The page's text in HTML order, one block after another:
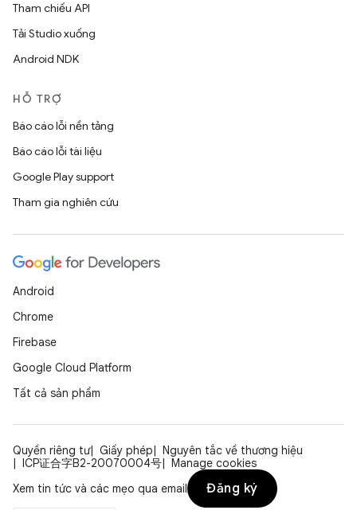
Tham chiếu API
Tải Studio xuống
Android NDK
HỖ TRỢ
Báo cáo lỗi nền tảng
Báo cáo lỗi tài liệu
Google Play support
Tham gia nghiên cứu
Android
Chrome
Firebase
Google Cloud Platform
Tất cả sản phẩm
Quyền riêng tư Giấy phép
Nguyên tắc về thương hiệu
ICP证合字B2-20070004号
Manage cookies
Xem tin tức và các mẹo qua email
Đăng ký